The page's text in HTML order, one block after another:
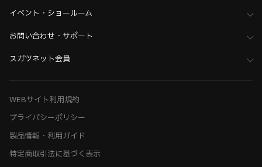
イベント・ショールーム
お問い合わせ・サポート
スガツネット会員
WEBサイト利用規約
プライバシーポリシー
製品情報・利用ガイド
特定商取引法に基づく表示